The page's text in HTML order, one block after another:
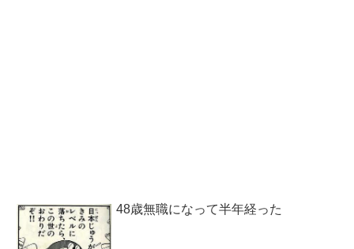
48歳無職になって半年経った